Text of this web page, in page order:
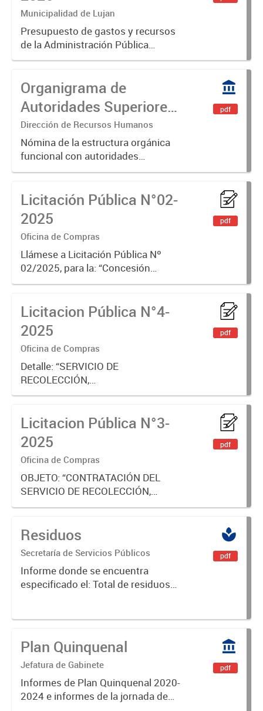
Municipalidad de Lujan
Presupuesto de gastos y recursos
de la Administración Pública
Municipal para el ejercicio 2026.
Organigrama de
Autoridades Superiores
del Departamento
Ejecutivo Marzo 2026
Dirección de Recursos Humanos
Nómina de la estructura orgánica
funcional con autoridades
superiores del departamento
pdf
Licitación Pública N°02-
2025
Oficina de Compras
Llámese a Licitación Pública Nº
02/2025, para la: “Concesión
integral del uso, remodelación,
Buffet y Kiosco del Polideportivo
Municipal – según lo dispuesto
en...
pdf
Licitacion Pública N°4-
2025
Oficina de Compras
Detalle: “SERVICIO DE
RECOLECCIÓN,
TRASLADO,TRATAMIENTO Y
PATOGÉNICOS GENERADOS POR
LAS ÁREAS DEPENDIENTES DE LA
SECRETARÍA DE SALUD",PARA EL
EJERCICIO 2026”.
pdf
Licitacion Pública N°3-
2025
Oficina de Compras
OBJETO: “CONTRATACIÓN DEL
SERVICIO DE RECOLECCIÓN,
TRANSPORTE, DESCARGA DE
SERVICIOS ESPECIALES EN LA
LOCALIDADES DEL PARTIDO DE
LUJAN PARA EL...
pdf
Residuos
Secretaría de Servicios Públicos
Informe donde se encuentra
especificado el: Total de residuos
residuos ingresados en planta de
recuperación - Total de residuo...
pdf
Plan Quinquenal
Jefatura de Gabinete
Informes de Plan Quinquenal 2020-
2024 e informes de la jornada de
pdf